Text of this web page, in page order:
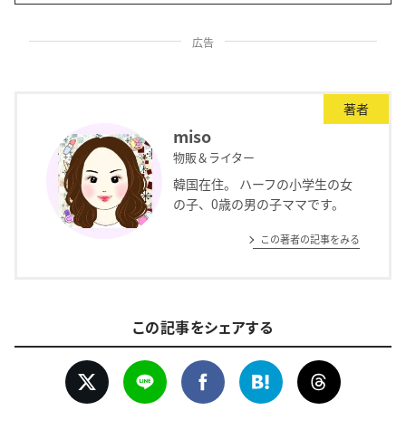
広告
著者
miso
物販＆ライター
韓国在住。 ハーフの小学生の女
の子、0歳の男の子ママです。
この著者の記事をみる
この記事をシェアする